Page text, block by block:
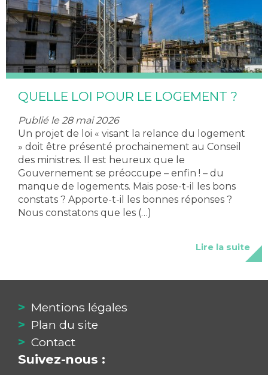
QUELLE LOI POUR LE LOGEMENT ?
Publié le 28 mai 2026
Un projet de loi « visant la relance du logement
» doit être présenté prochainement au Conseil
des ministres. Il est heureux que le
Gouvernement se préoccupe – enfin ! – du
manque de logements. Mais pose-t-il les bons
constats ? Apporte-t-il les bonnes réponses ?
Nous constatons que les (…)
Lire la suite
Mentions légales
Plan du site
Contact
Suivez-nous :